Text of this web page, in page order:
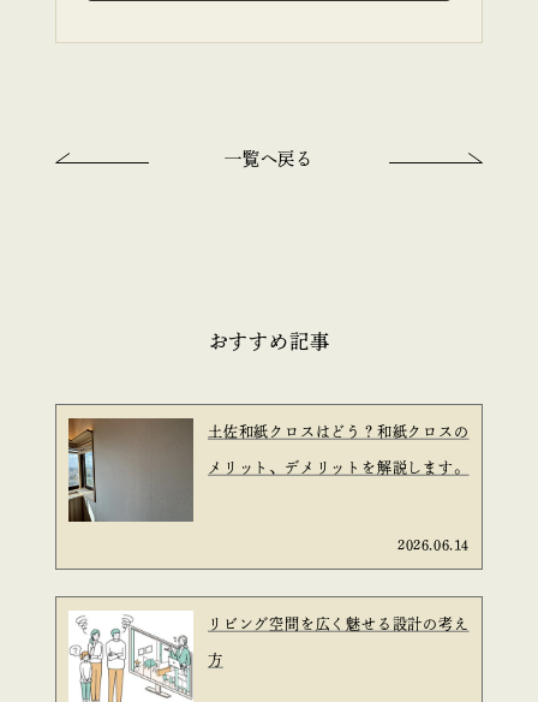
一覧へ戻る
おすすめ記事
土佐和紙クロスはどう？和紙クロスの
メリット、デメリットを解説します。
2026.06.14
リビング空間を広く魅せる設計の考え
方